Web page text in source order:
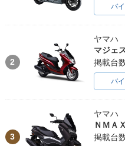
バ
2
ヤマハ
マジェ
掲載台
バ
3
ヤマハ
ＮＭＡ
掲載台